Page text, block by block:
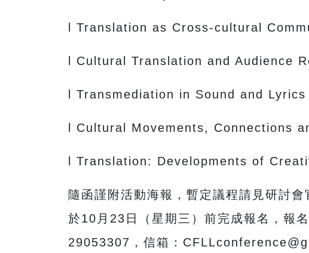
l Translation as Cross-cultural
l Cultural Translation and Audience
l Transmediation in Sound and Lyrics
l Cultural Movements, Connections
l Translation: Developments of
隨函謹附活動海報，暫定議程請見研討
於10月23日（星期三）前完成報名，報
29053307，信箱：